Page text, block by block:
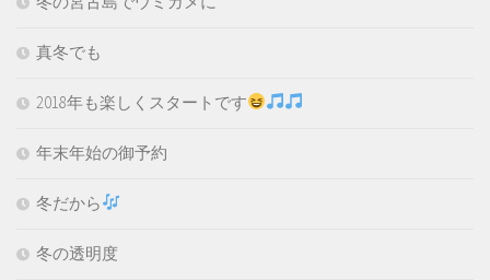
真冬でも
2018年も楽しくスタートです
年末年始の御予約
冬だから
冬の透明度